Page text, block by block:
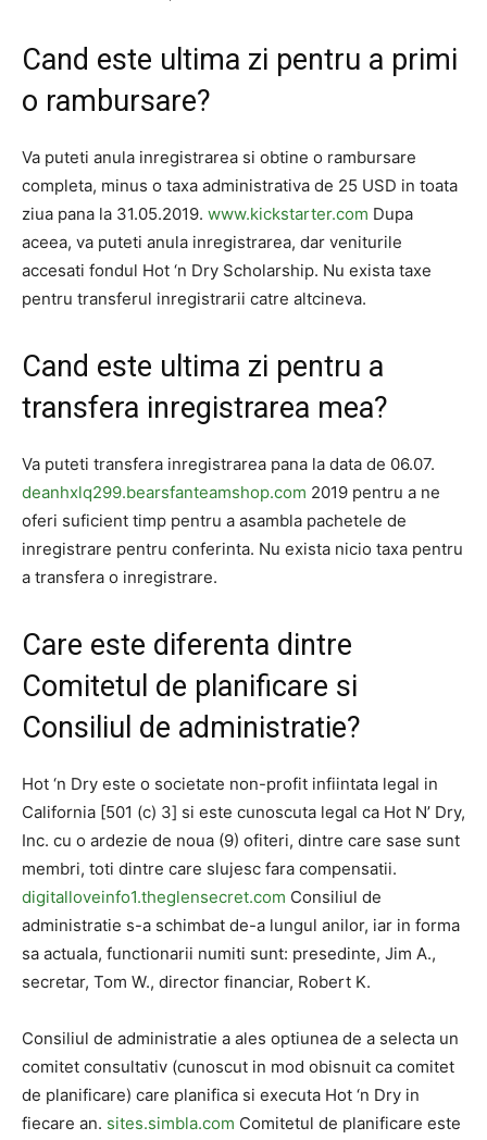
Cand este ultima zi pentru a primi
o rambursare?
Va puteti anula inregistrarea si obtine o rambursare
completa, minus o taxa administrativa de 25 USD in toata
ziua pana la 31.05.2019. www.kickstarter.com Dupa
aceea, va puteti anula inregistrarea, dar veniturile
accesati fondul Hot ‘n Dry Scholarship. Nu exista taxe
pentru transferul inregistrarii catre altcineva.
Cand este ultima zi pentru a
transfera inregistrarea mea?
Va puteti transfera inregistrarea pana la data de 06.07.
deanhxlq299.bearsfanteamshop.com 2019 pentru a ne
oferi suficient timp pentru a asambla pachetele de
inregistrare pentru conferinta. Nu exista nicio taxa pentru
a transfera o inregistrare.
Care este diferenta dintre
Comitetul de planificare si
Consiliul de administratie?
Hot ‘n Dry este o societate non-profit infiintata legal in
California [501 (c) 3] si este cunoscuta legal ca Hot N’ Dry,
Inc. cu o ardezie de noua (9) ofiteri, dintre care sase sunt
membri, toti dintre care slujesc fara compensatii.
digitalloveinfo1.theglensecret.com Consiliul de
administratie s-a schimbat de-a lungul anilor, iar in forma
sa actuala, functionarii numiti sunt: ​​presedinte, Jim A.,
secretar, Tom W., director financiar, Robert K.
Consiliul de administratie a ales optiunea de a selecta un
comitet consultativ (cunoscut in mod obisnuit ca comitet
de planificare) care planifica si executa Hot ‘n Dry in
fiecare an. sites.simbla.com Comitetul de planificare este